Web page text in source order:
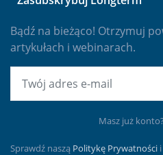
Bądź na bieżąco! Otrzymuj
artykułach i webinarach.
Masz już konto?
Sprawdź naszą Politykę Prywatności